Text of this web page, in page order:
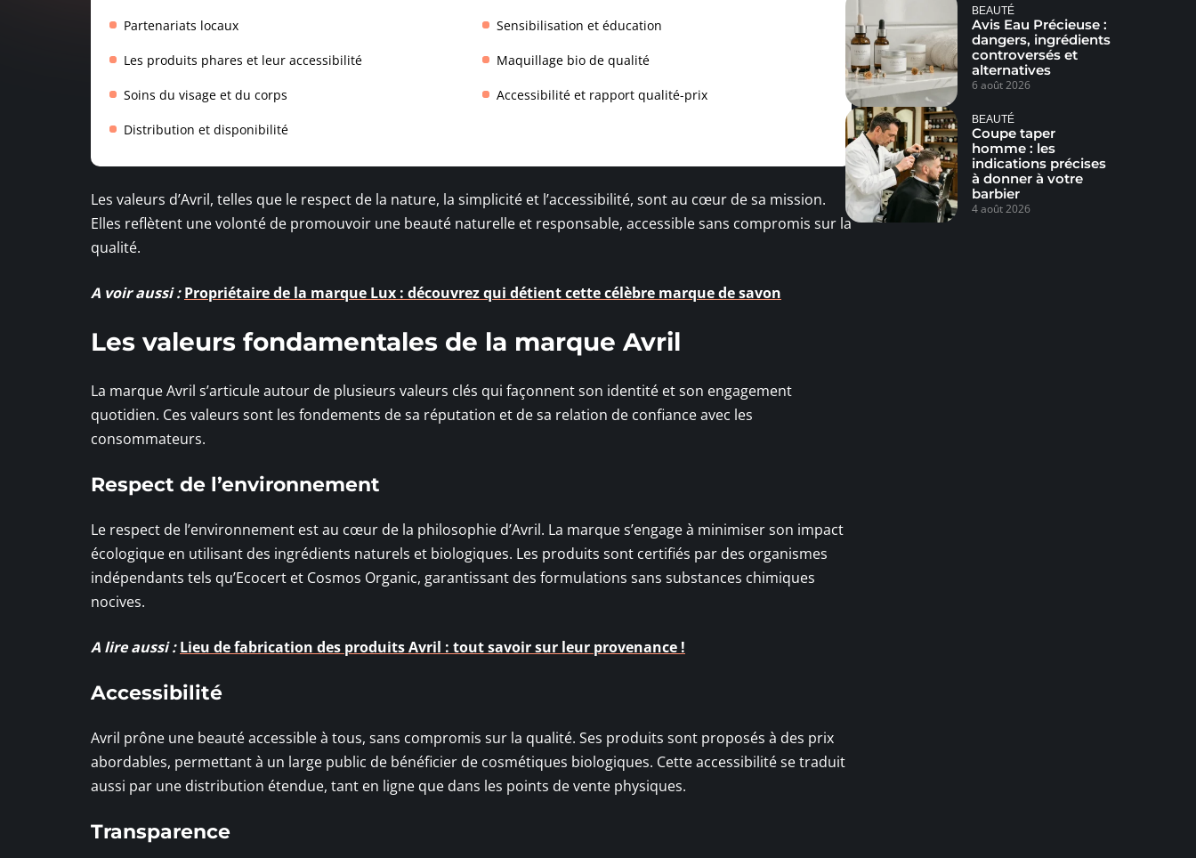
Partenariats locaux Sensibilisation et éducation
Les produits phares et leur accessibilité Maquillage bio de qualité
Soins du visage et du corps Accessibilité et rapport qualité-prix
Distribution et disponibilité
Les valeurs d’Avril, telles que le respect de la nature, la simplicité et l’accessibilité, sont au cœur de sa mission.
Elles reflètent une volonté de promouvoir une beauté naturelle et responsable, accessible sans compromis sur la
qualité.
A voir aussi : Propriétaire de la marque Lux : découvrez qui détient cette célèbre marque de savon
Les valeurs fondamentales de la marque Avril
La marque Avril s’articule autour de plusieurs valeurs clés qui façonnent son identité et son engagement
quotidien. Ces valeurs sont les fondements de sa réputation et de sa relation de confiance avec les
consommateurs.
Respect de l’environnement
Le respect de l’environnement est au cœur de la philosophie d’Avril. La marque s’engage à minimiser son impact
écologique en utilisant des ingrédients naturels et biologiques. Les produits sont certifiés par des organismes
indépendants tels qu’Ecocert et Cosmos Organic, garantissant des formulations sans substances chimiques
nocives.
A lire aussi : Lieu de fabrication des produits Avril : tout savoir sur leur provenance !
Accessibilité
Avril prône une beauté accessible à tous, sans compromis sur la qualité. Ses produits sont proposés à des prix
abordables, permettant à un large public de bénéficier de cosmétiques biologiques. Cette accessibilité se traduit
aussi par une distribution étendue, tant en ligne que dans les points de vente physiques.
Transparence
BEAUTÉ
Avis Eau Précieuse :
dangers, ingrédients
controversés et
alternatives
6 août 2026
BEAUTÉ
Coupe taper
homme : les
indications précises
à donner à votre
barbier
4 août 2026